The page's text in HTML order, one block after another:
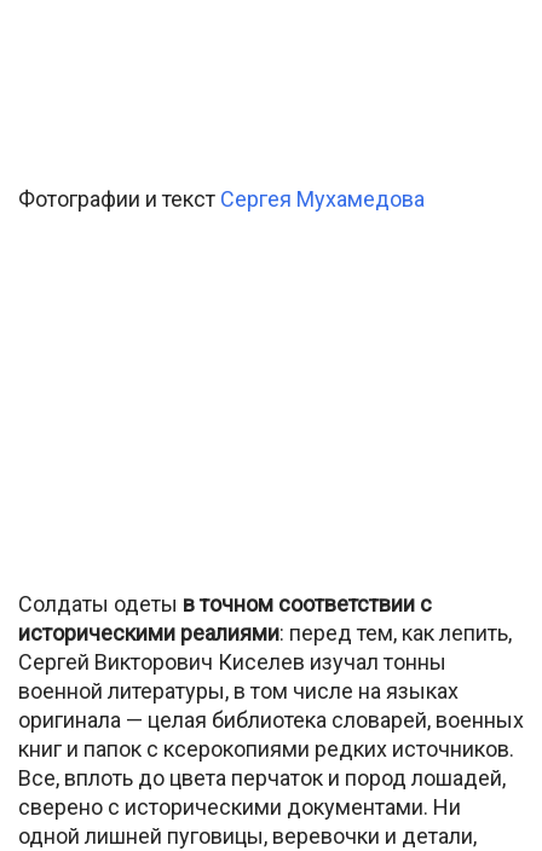
Фотографии и текст Сергея Мухамедова
Солдаты одеты в точном соответствии с
историческими реалиями: перед тем, как лепить,
Сергей Викторович Киселев изучал тонны
военной литературы, в том числе на языках
оригинала — целая библиотека словарей, военных
книг и папок с ксерокопиями редких источников.
Все, вплоть до цвета перчаток и пород лошадей,
сверено с историческими документами. Ни
одной лишней пуговицы, веревочки и детали,